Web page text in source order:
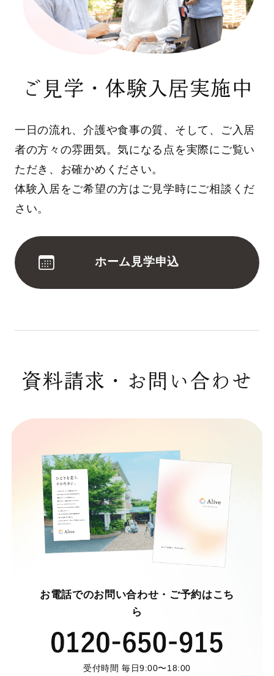
ご見学・体験入居実施中
一日の流れ、介護や食事の質、そして、ご入居
者の方々の雰囲気。気になる点を実際にご覧い
ただき、お確かめください。
体験入居をご希望の方はご見学時にご相談くだ
さい。
ホーム見学申込
資料請求・お問い合わせ
お電話でのお問い合わせ・ご予約はこち
ら
受付時間 毎日9:00〜18:00